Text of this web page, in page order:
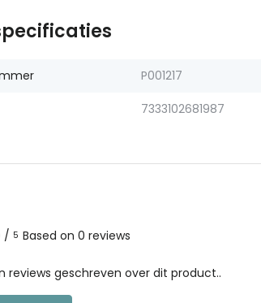
P001217
7333102681987
/ 5 Based on 0 reviews
reviews geschreven over dit product..